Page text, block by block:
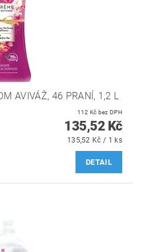
AVIVÁŽ, 46 PRANÍ, 1,2 L
112 Kč bez DPH
135,52 Kč
135,52 Kč / 1 ks
DETAIL